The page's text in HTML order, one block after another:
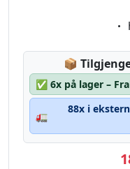
📦
✅ 6x på lager –
🚛
88x i